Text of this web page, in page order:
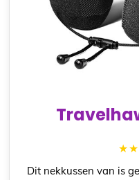
Dit nekkussen van is